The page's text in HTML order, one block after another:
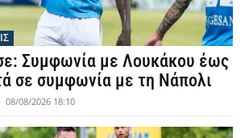
Συμφωνία με Λουκάκου έως
σε συμφωνία με τη Νάπολι
- 08/08/2026 18:10